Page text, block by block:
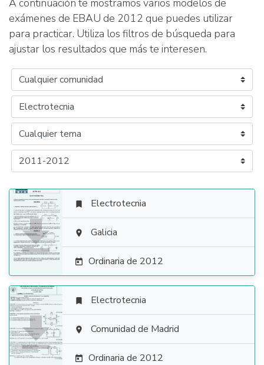
A continuación te mostramos varios modelos de
exámenes de EBAU de 2012 que puedes utilizar
para practicar. Utiliza los filtros de búsqueda para
ajustar los resultados que más te interesen.

 Electrotecnia
 Galicia
 Ordinaria de 2012

 Electrotecnia
 Comunidad de Madrid
 Ordinaria de 2012